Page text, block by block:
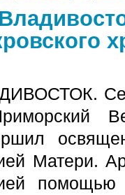
Матери.
помощью